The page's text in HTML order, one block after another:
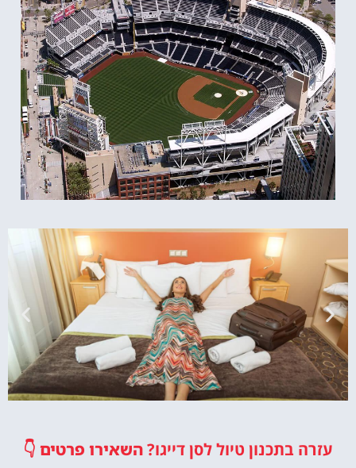
מציאת מלון
עזרה בתכנון טיול לסן דייגו?השאירו פרטים 👇